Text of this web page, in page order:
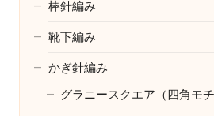
棒針編み
靴下編み
かぎ針編み
グラニースクエア（四角モチ